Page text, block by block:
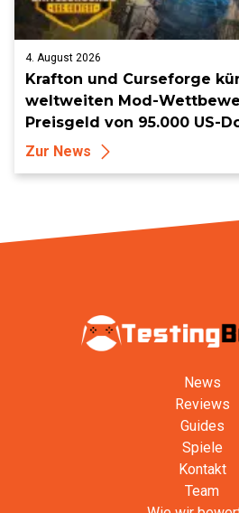
4. August 2026
Krafton und Curseforge
weltweiten Mod-
Preisgeld von 95.000 US-
Zur News
News
Reviews
Guides
Spiele
Kontakt
Team